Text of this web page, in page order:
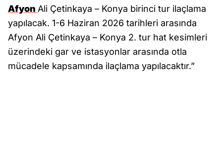
Afyon Ali Çetinkaya – Konya birinci tur ilaçlama
yapılacak. 1-6 Haziran 2026 tarihleri arasında
Afyon Ali Çetinkaya – Konya 2. tur hat kesimleri
üzerindeki gar ve istasyonlar arasında otla
mücadele kapsamında ilaçlama yapılacaktır.”